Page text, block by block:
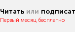
Читать или
Первый месяц бесплатно